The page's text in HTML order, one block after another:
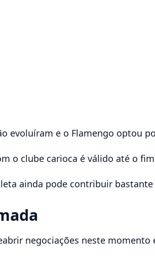
evoluíram e o Flamengo optou
o clube carioca é válido até o
ainda pode contribuir
negociações neste